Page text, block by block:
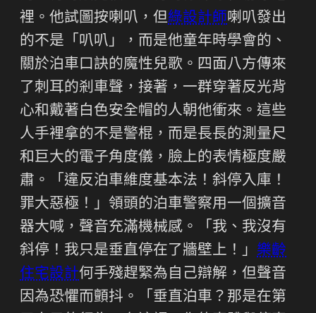
裡。他試圖按喇叭，但綠設計師喇叭發出
的不是「叭叭」，而是他童年時學會的、
關於泊車口訣的魔性兒歌。四面八方傳來
了刺耳的剎車聲，接著，一群穿著反光背
心和戴著白色安全帽的人朝他衝來。這些
人手裡拿的不是警棍，而是長長的測量尺
和巨大的電子角度儀，臉上的表情極度嚴
肅。「違反泊車維度基本法！斜停入庫！
罪大惡極！」領頭的泊車警察用一個擴音
器大喊，聲音充滿機械感。「我、我沒有
斜停！我只是垂直停在了牆壁上！」 樂齡
住宅設計何手殘趕緊為自己辯解，但聲音
因為恐懼而顫抖。「垂直泊車？那是在第